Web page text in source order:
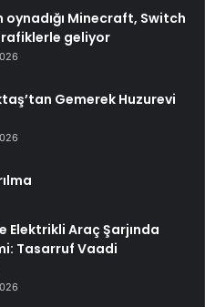
oynadığı Minecraft, Switch
geliyor
Gemerek Huzurevi
Elektrikli Araç Şarjında
Tasarruf Vaadi